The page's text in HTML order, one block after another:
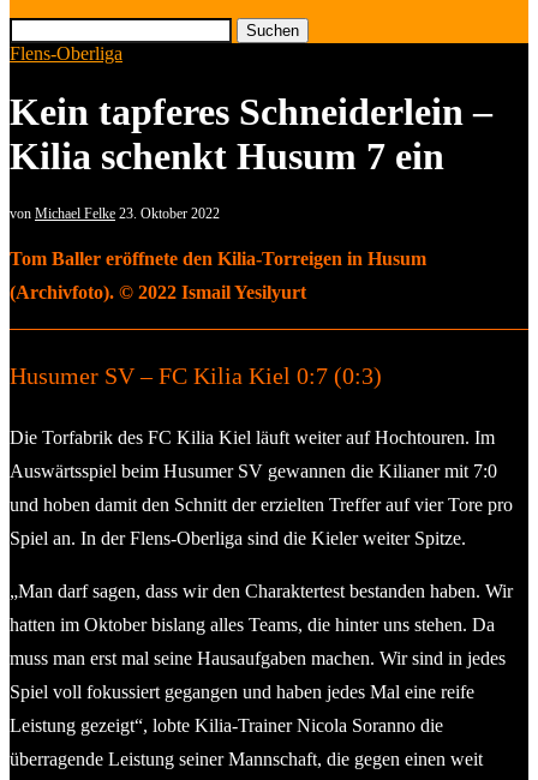
Suchen
Flens-Oberliga
Kein tapferes Schneiderlein –
Kilia schenkt Husum 7 ein
von Michael Felke 23. Oktober 2022
Tom Baller eröffnete den Kilia-Torreigen in Husum
(Archivfoto). © 2022 Ismail Yesilyurt
Husumer SV – FC Kilia Kiel 0:7 (0:3)
Die Torfabrik des FC Kilia Kiel läuft weiter auf Hochtouren. Im
Auswärtsspiel beim Husumer SV gewannen die Kilianer mit 7:0
und hoben damit den Schnitt der erzielten Treffer auf vier Tore pro
Spiel an. In der Flens-Oberliga sind die Kieler weiter Spitze.
„Man darf sagen, dass wir den Charaktertest bestanden haben. Wir
hatten im Oktober bislang alles Teams, die hinter uns stehen. Da
muss man erst mal seine Hausaufgaben machen. Wir sind in jedes
Spiel voll fokussiert gegangen und haben jedes Mal eine reife
Leistung gezeigt“, lobte Kilia-Trainer Nicola Soranno die
überragende Leistung seiner Mannschaft, die gegen einen weit